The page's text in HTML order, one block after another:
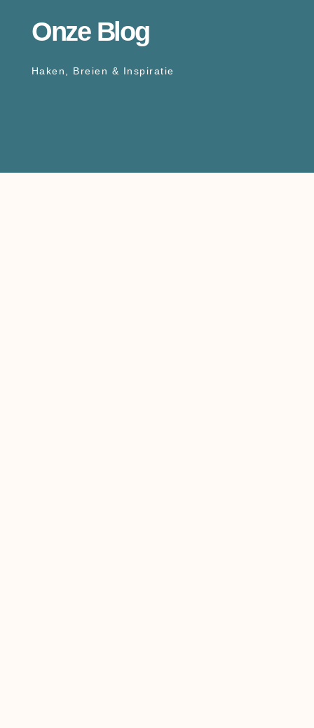
Onze Blog
Haken, Breien & Inspiratie